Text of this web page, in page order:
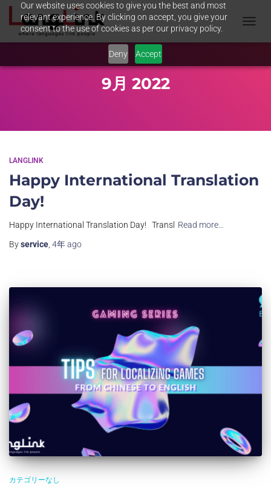
Our website uses cookies to give you the best and most
relevant experience. By clicking on accept, you give your
consent to the use of cookies as per our privacy policy.
Deny Accept
9月 2022
LANGLINK
Happy International Translation
Day!
Happy International Translation Day! Transl Read more…
Byservice 4年ago
カテゴリーなし